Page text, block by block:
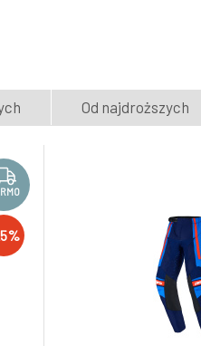
FLY RACING -
hi-vis)
8.
Od najdroższych